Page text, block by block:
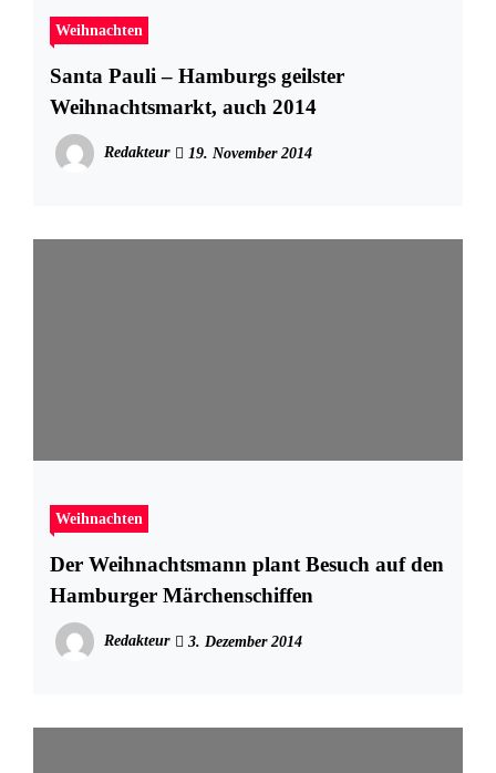
Weihnachten
Santa Pauli – Hamburgs geilster
Weihnachtsmarkt, auch 2014
Redakteur 19. November 2014
Weihnachten
Der Weihnachtsmann plant Besuch auf den
Hamburger Märchenschiffen
Redakteur 3. Dezember 2014